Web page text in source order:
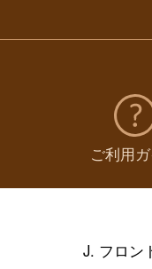
ご利用
J. フロン